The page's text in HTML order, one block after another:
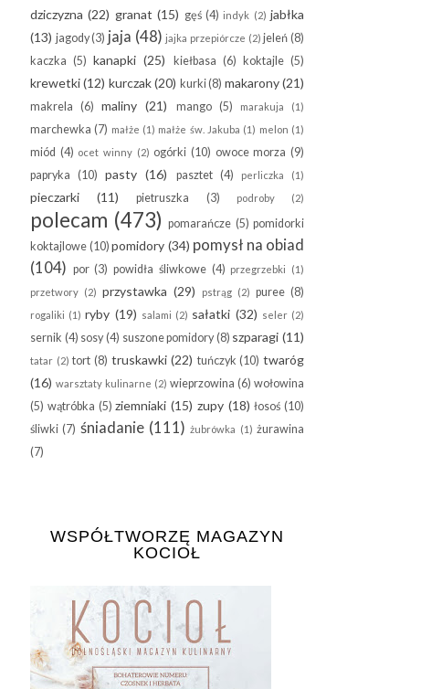
dziczyzna (22) granat (15) gęś (4) indyk (2) jabłka
(13) jagody(3) jaja (48) jajka przepiórcze (2) jeleń (8)
kaczka (5) kanapki (25) kiełbasa (6) koktajle (5)
krewetki (12) kurczak (20) kurki(8) makarony (21)
makrela (6) maliny (21) mango (5) marakuja (1)
marchewka (7) małże (1) małże św. Jakuba (1) melon (1)
miód (4) ocet winny (2) ogórki (10) owoce morza (9)
papryka
(10) pasty (16) pasztet (4) perliczka (1)
pieczarki (11) pietruszka (3) podroby (2)
polecam (473) pomarańcze (5) pomidorki
koktajlowe (10) pomidory (34) pomysł na obiad
(104) por (3) powidła śliwkowe (4) przegrzebki
(1)
przetwory (2) przystawka (29) pstrąg (2) puree (8)
rogaliki (1) ryby (19) salami (2) sałatki (32) seler (2)
sernik (4) sosy(4) suszone pomidory(8) szparagi (11)
tatar (2) tort (8) truskawki (22) tuńczyk (10) twaróg
(16) warsztaty kulinarne (2) wieprzowina (6) wołowina
(5) wątróbka (5) ziemniaki (15) zupy (18) łosoś (10)
śliwki (7) śniadanie (111) żubrówka (1) żurawina
(7)
WSPÓŁTWORZĘ MAGAZYN
KOCIOŁ